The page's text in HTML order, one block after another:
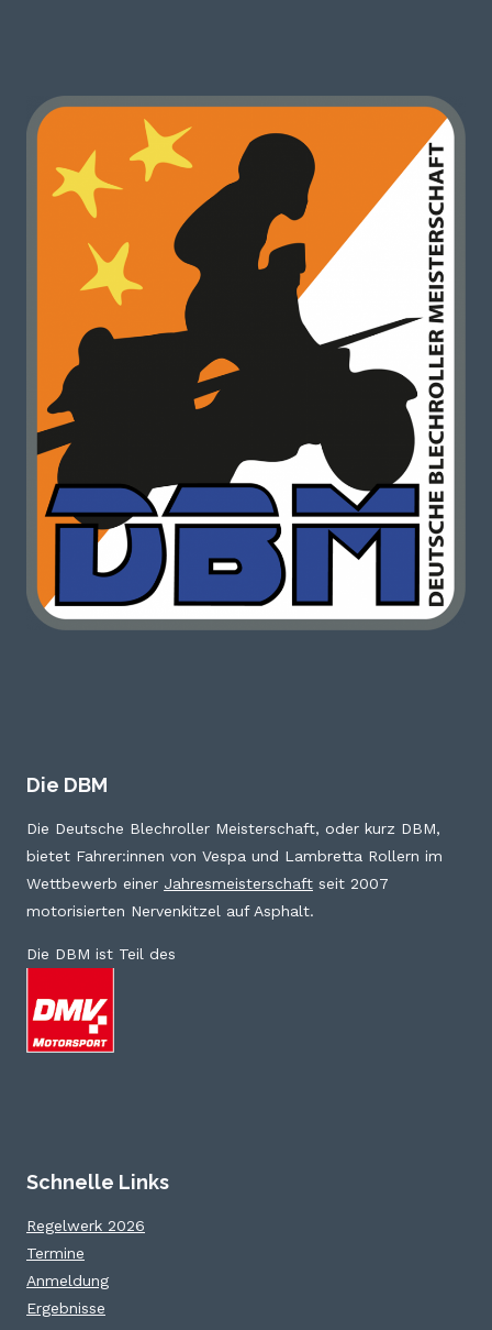
Die DBM
Die Deutsche Blechroller Meisterschaft, oder kurz DBM,
bietet Fahrer:innen von Vespa und Lambretta Rollern im
Wettbewerb einer Jahresmeisterschaft seit 2007
motorisierten Nervenkitzel auf Asphalt.
Die DBM ist Teil des
Schnelle Links
Regelwerk 2026
Termine
Anmeldung
Ergebnisse